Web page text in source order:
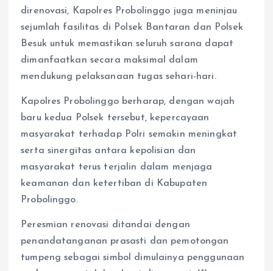
direnovasi, Kapolres Probolinggo juga meninjau
sejumlah fasilitas di Polsek Bantaran dan Polsek
Besuk untuk memastikan seluruh sarana dapat
dimanfaatkan secara maksimal dalam
mendukung pelaksanaan tugas sehari-hari.
Kapolres Probolinggo berharap, dengan wajah
baru kedua Polsek tersebut, kepercayaan
masyarakat terhadap Polri semakin meningkat
serta sinergitas antara kepolisian dan
masyarakat terus terjalin dalam menjaga
keamanan dan ketertiban di Kabupaten
Probolinggo.
Peresmian renovasi ditandai dengan
penandatanganan prasasti dan pemotongan
tumpeng sebagai simbol dimulainya penggunaan